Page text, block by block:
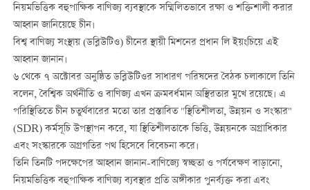
নিয়মভিত্তিক বহুপাক্ষিক বাণিজ্য ব্যবস্থাকে সম্মিলিতভাবে রক্ষা ও শক্তিশালী করার
আহ্বান জানিয়েছে চীন।
বিশ্ব বাণিজ্য সংস্থায় (ডব্লিউটিও) চীনের স্থায়ী মিশনের প্রধান লি ইয়ংচিয়ে এই
আহ্বান জানান।
৬ থেকে ৭ অক্টোবর অনুষ্ঠিত ডব্লিউটিওর সাধারণ পরিষদের বৈঠক চলাকালে তিনি
বলেন, বৈশ্বিক অর্থনীতি ও বাণিজ্য এখন ক্রমবর্ধমান অস্থিরতার মুখে রয়েছে। এ
পরিস্থিতিতে চীন চতুর্থবারের মতো তার প্রস্তাবিত "স্থিতিশীলতা, উন্নয়ন ও সংস্কার"
(SDR) কর্মসূচি উপস্থাপন করে, যা স্থিতিশীলতাকে ভিত্তি, উন্নয়নকে অগ্রাধিকার
এবং সংস্কারকে অগ্রগতির পথ হিসেবে বিবেচনা করে।
তিনি তিনটি পদক্ষেপের আহ্বান জানান-বাণিজ্যে স্বচ্ছতা ও পর্যবেক্ষণ বাড়ানো,
নিয়মভিত্তিক বহুপাক্ষিক বাণিজ্য ব্যবস্থার প্রতি অঙ্গীকার পুনর্ব্যক্ত করা এবং